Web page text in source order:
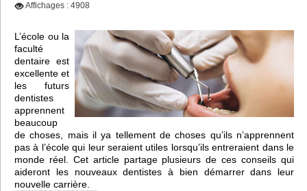
Affichages : 4908
L’école ou la
faculté
dentaire est
excellente et
les futurs
dentistes
apprennent
beaucoup
de choses, mais il ya tellement de choses qu’ils n’apprennent
pas à l’école qui leur seraient utiles lorsqu’ils entreraient dans le
monde réel. Cet article partage plusieurs de ces conseils qui
aideront les nouveaux dentistes à bien démarrer dans leur
nouvelle carrière.